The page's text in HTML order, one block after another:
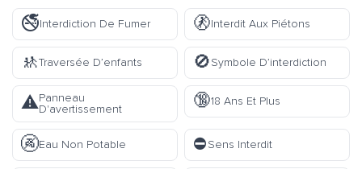
🚭Interdiction De Fumer 🚷Interdit Aux Piétons
🚸Traversée D’enfants 🚫Symbole D’interdiction
⚠️Panneau
D'avertissement
🔞18 Ans Et Plus
🚱Eau Non Potable ⛔Sens Interdit